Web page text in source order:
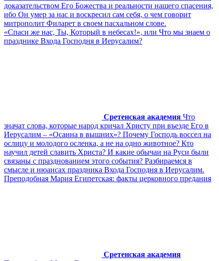
доказательством Его Божества и реальности нашего спасения,
ибо Он умер за нас и воскресил сам себя, о чем говорит
митрополит Филарет в своем пасхальном слове.
«Спаси же нас, Ты, Который в небесах!», или Что мы знаем о
празднике Входа Господня в Иерусалим?
Сретенская академия Что
значат слова, которые народ кричал Христу при въезде Его в
Иерусалим – «Осанна в вышних»? Почему Господь воссел на
ослицу и молодого осленка, а не на одно животное? Кто
научил детей славить Христа? И какие обычаи на Руси были
связаны с празднованием этого события? Разбираемся в
смысле и нюансах праздника Входа Господня в Иерусалим.
Преподобная Мария Египетская: факты церковного предания
Сретенская академия